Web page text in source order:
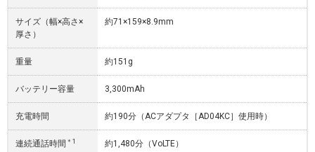
サイズ（幅×高さ×
厚さ）
約71×159×8.9mm
重量 約151g
バッテリー容量 3,300mAh
充電時間 約190分（ACアダプタ［AD04KC］使用時）
連続通話時間 ＊1 約1,480分（VoLTE）